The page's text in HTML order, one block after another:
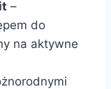
–
do
na aktywne